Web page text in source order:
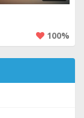
100%